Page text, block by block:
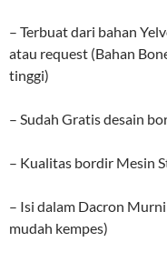
– Terbuat dari bahan
atau request (Bahan
tinggi)
– Sudah Gratis desain
– Kualitas bordir Mesin
– Isi dalam Dacron
mudah kempes)